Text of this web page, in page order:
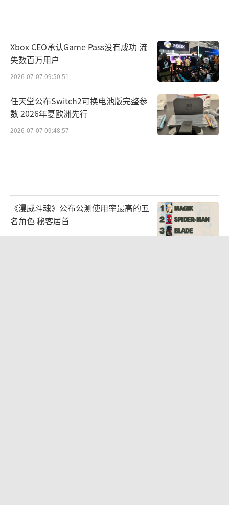
Xbox CEO承认Game Pass没有成功 流
失数百万用户
2026-07-07 09:50:51
任天堂公布Switch2可换电池版完整参
数 2026年夏欧洲先行
2026-07-07 09:48:57
《漫威斗魂》公布公测使用率最高的五
名角色 秘客居首
2026-08-03 09:47:15